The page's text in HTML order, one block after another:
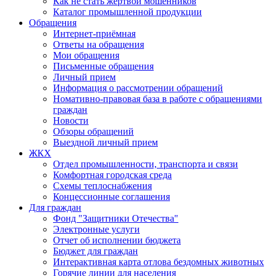
Каталог промышленной продукции
Обращения
Интернет-приёмная
Ответы на обращения
Мои обращения
Письменные обращения
Личный прием
Информация о рассмотрении обращений
Номативно-правовая база в работе с обращениями
граждан
Новости
Обзоры обращений
Выездной личный прием
ЖКХ
Отдел промышленности, транспорта и связи
Комфортная городская среда
Схемы теплоснабжения
Концессионные соглашения
Для граждан
Фонд "Защитники Отечества"
Электронные услуги
Отчет об исполнении бюджета
Бюджет для граждан
Интерактивная карта отлова бездомных животных
Горячие линии для населения